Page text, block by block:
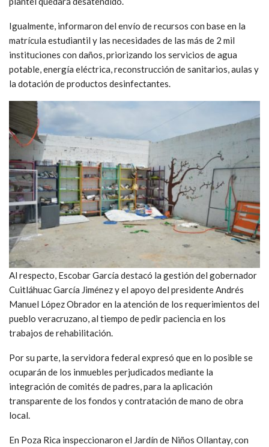
Igualmente, informaron del envío de recursos con base en la
matrícula estudiantil y las necesidades de las más de 2 mil
instituciones con daños, priorizando los servicios de agua
potable, energía eléctrica, reconstrucción de sanitarios, aulas y
la dotación de productos desinfectantes.
Al respecto, Escobar García destacó la gestión del gobernador
Cuitláhuac García Jiménez y el apoyo del presidente Andrés
Manuel López Obrador en la atención de los requerimientos del
pueblo veracruzano, al tiempo de pedir paciencia en los
trabajos de rehabilitación.
Por su parte, la servidora federal expresó que en lo posible se
ocuparán de los inmuebles perjudicados mediante la
integración de comités de padres, para la aplicación
transparente de los fondos y contratación de mano de obra
local.
En Poza Rica inspeccionaron el Jardín de Niños Ollantay, con